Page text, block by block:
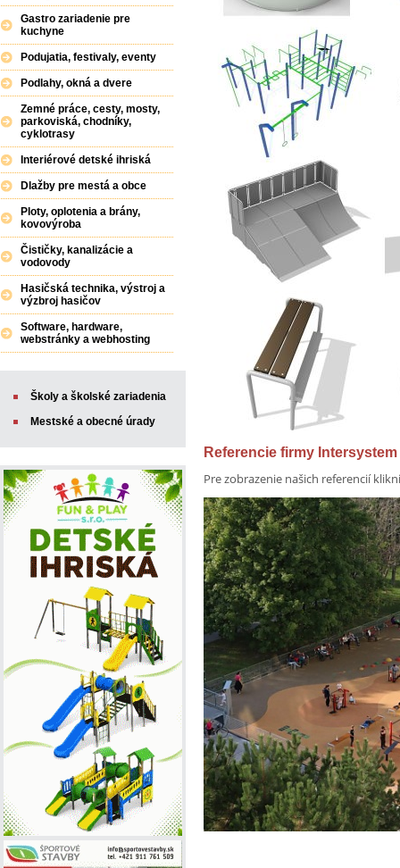
Referencie firmy Intersystem
Pre zobrazenie našich referencií
Gastro zariadenie pre
kuchyne
Podujatia, festivaly, eventy
Podlahy, okná a dvere
Zemné práce, cesty, mosty,
parkoviská, chodníky,
cyklotrasy
Interiérové detské ihriská
Dlažby pre mestá a obce
Ploty, oplotenia a brány,
kovovýroba
Čističky, kanalizácie a
vodovody
Hasičská technika, výstroj a
výzbroj hasičov
Software, hardware,
webstránky a webhosting
Školy a školské zariadenia
Mestské a obecné úrady